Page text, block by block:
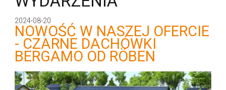
2024-08-20
NOWOŚĆ W NASZEJ OFERCIE
- CZARNE DACHÓWKI
BERGAMO OD RÖBEN